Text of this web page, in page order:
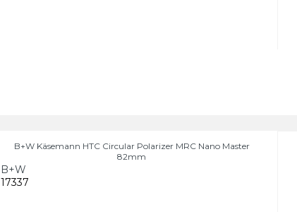
B+W Käsemann HTC Circular Polarizer MRC Nano Master
82mm
B+W
17337